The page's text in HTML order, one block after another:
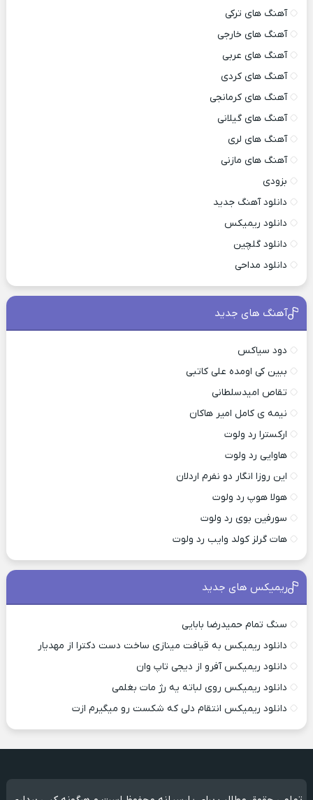
آهنگ های ترکی
آهنگ های خارجی
آهنگ های عربی
آهنگ های کردی
آهنگ های کرمانجی
آهنگ های گیلانی
آهنگ های لری
آهنگ های مازنی
بزودی
دانلود آهنگ جدید
دانلود ریمیکس
دانلود گلچین
دانلود مداحی
آهنگ های جدید
دود سیاکس
ببین کی اومده علی کاتبی
تقاص امیدسلطانی
نیمه ی کامل امیر هاکان
ارکسترا رد ولوت
هاوایی رد ولوت
این روزا انگار دو نفرم اردلان
هولا هوپ رد ولوت
سورفین بوی رد ولوت
هات گرلز کولد وایب رد ولوت
ریمیکس های جدید
سنگ تمام حمیدرضا بابایی
دانلود ریمیکس به قیافت مینازی ساخت دست دکترا از مهدیار
دانلود ریمیکس آفرو از ديجی تاپ وان
دانلود ریمیکس روی لباته یه رژ مات بغلمی
دانلود ریمیکس انتقام دلی که شکست رو میگیرم ازت